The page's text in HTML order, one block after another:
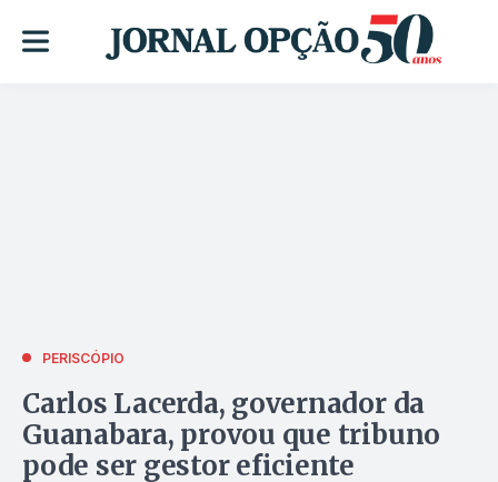
PERISCÓPIO
Carlos Lacerda, governador da
Guanabara, provou que tribuno
pode ser gestor eficiente